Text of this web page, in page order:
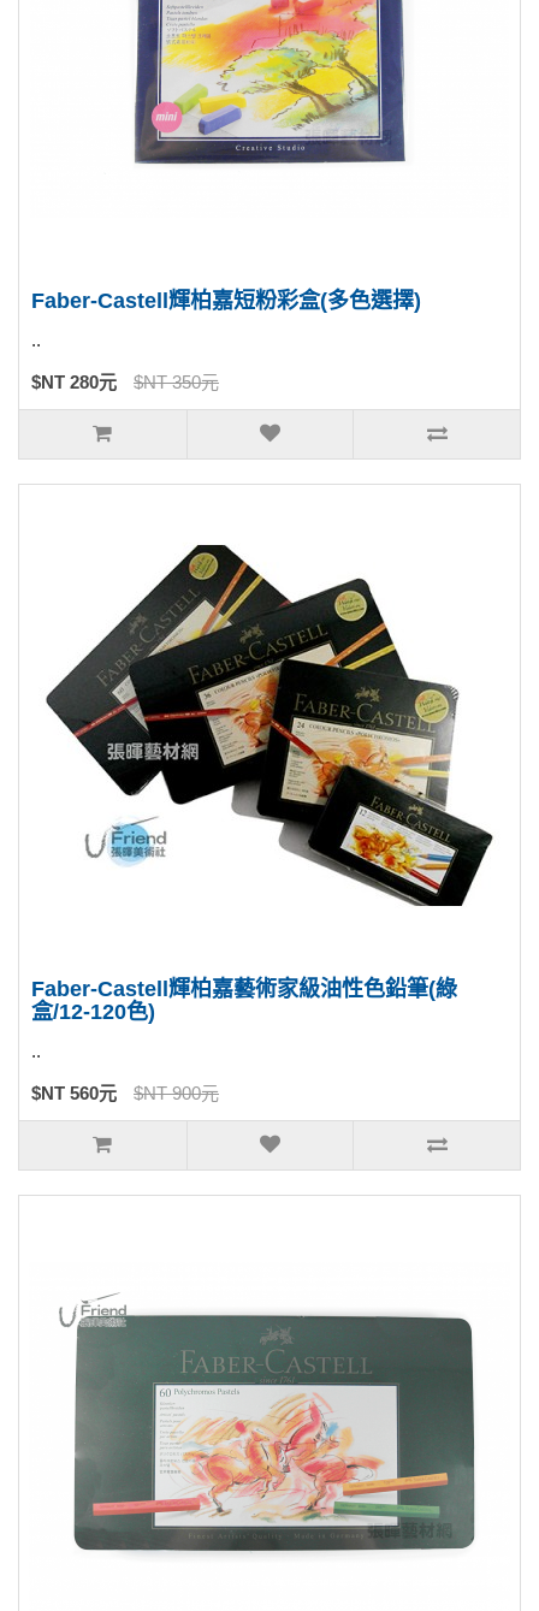
Faber-Castell輝柏嘉短粉彩盒(多色選擇)
..
$NT 280元 $NT 350元
Faber-Castell輝柏嘉藝術家級油性色鉛筆(綠
盒/12-120色)
..
$NT 560元 $NT 900元